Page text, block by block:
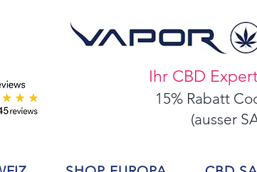
Ihr CBD
15% Rabatt
(ausser